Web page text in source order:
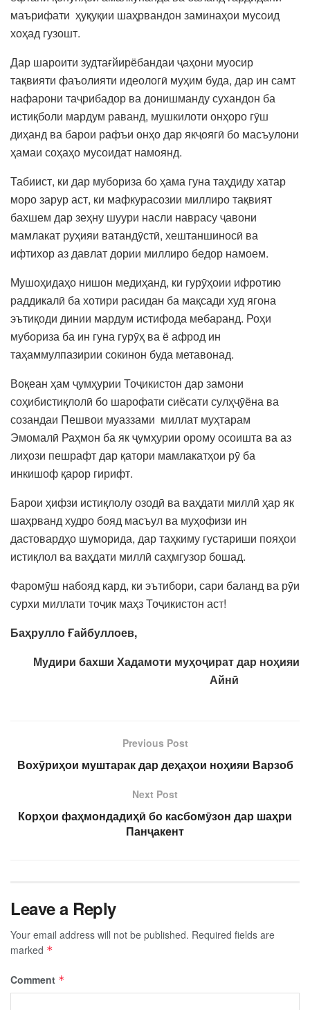
маърифати ҳуқуқии шаҳрвандон заминаҳои мусоид
хоҳад гузошт.
Дар шароити зудтағйирёбандаи ҷаҳони муосир
тақвияти фаъолияти идеологӣ муҳим буда, дар ин самт
нафарони таҷрибадор ва донишманду сухандон ба
истиқболи мардум раванд, мушкилоти онҳоро гӯш
диҳанд ва барои рафъи онҳо дар якҷоягӣ бо масъулони
ҳамаи соҳаҳо мусоидат намоянд.
Табиист, ки дар мубориза бо ҳама гуна таҳдиду хатар
моро зарур аст, ки мафкурасозии миллиро тақвият
бахшем дар зеҳну шуури насли наврасу ҷавони
мамлакат руҳияи ватандӯстӣ, хештаншиносӣ ва
ифтихор аз давлат дории миллиро бедор намоем.
Мушоҳидаҳо нишон медиҳанд, ки гурӯҳоии ифротию
раддикалӣ ба хотири расидан ба мақсади худ ягона
эътиқоди динии мардум истифода мебаранд. Роҳи
мубориза ба ин гуна гурӯҳ ва ё афрод ин
таҳаммулпазирии сокинон буда метавонад.
Воқеан ҳам ҷумҳурии Тоҷикистон дар замони
соҳибистиқлолӣ бо шарофати сиёсати сулҳҷӯёна ва
созандаи Пешвои муаззами миллат муҳтарам
Эмомалӣ Раҳмон ба як ҷумҳурии орому осоишта ва аз
лиҳози пешрафт дар қатори мамлакатҳои рӯ ба
инкишоф қарор гирифт.
Барои ҳифзи истиқлолу озодӣ ва ваҳдати миллӣ ҳар як
шаҳрванд худро бояд масъул ва муҳофизи ин
дастовардҳо шуморида, дар таҳкиму густариши пояҳои
истиқлол ва ваҳдати миллӣ саҳмгузор бошад.
Фаромӯш набояд кард, ки эътибори, сари баланд ва рӯи
сурхи миллати тоҷик маҳз Тоҷикистон аст!
Баҳрулло Ғайбуллоев,
Мудири бахши Хадамоти муҳоҷират дар ноҳияи
Айнӣ
Previous Post
Вохӯриҳои муштарак дар деҳаҳои ноҳияи Варзоб
Next Post
Корҳои фаҳмондадиҳӣ бо касбомӯзон дар шаҳри
Панҷакент
Leave a Reply
Your email address will not be published. Required fields are
marked *
Comment *